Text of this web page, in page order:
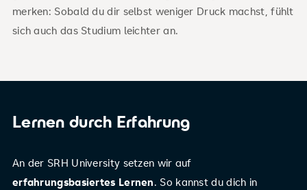
merken: Sobald du dir selbst weniger Druck machst, fühlt
sich auch das Studium leichter an.
Lernen durch Erfahrung
An der SRH University setzen wir auf
erfahrungsbasiertes Lernen. So kannst du dich in